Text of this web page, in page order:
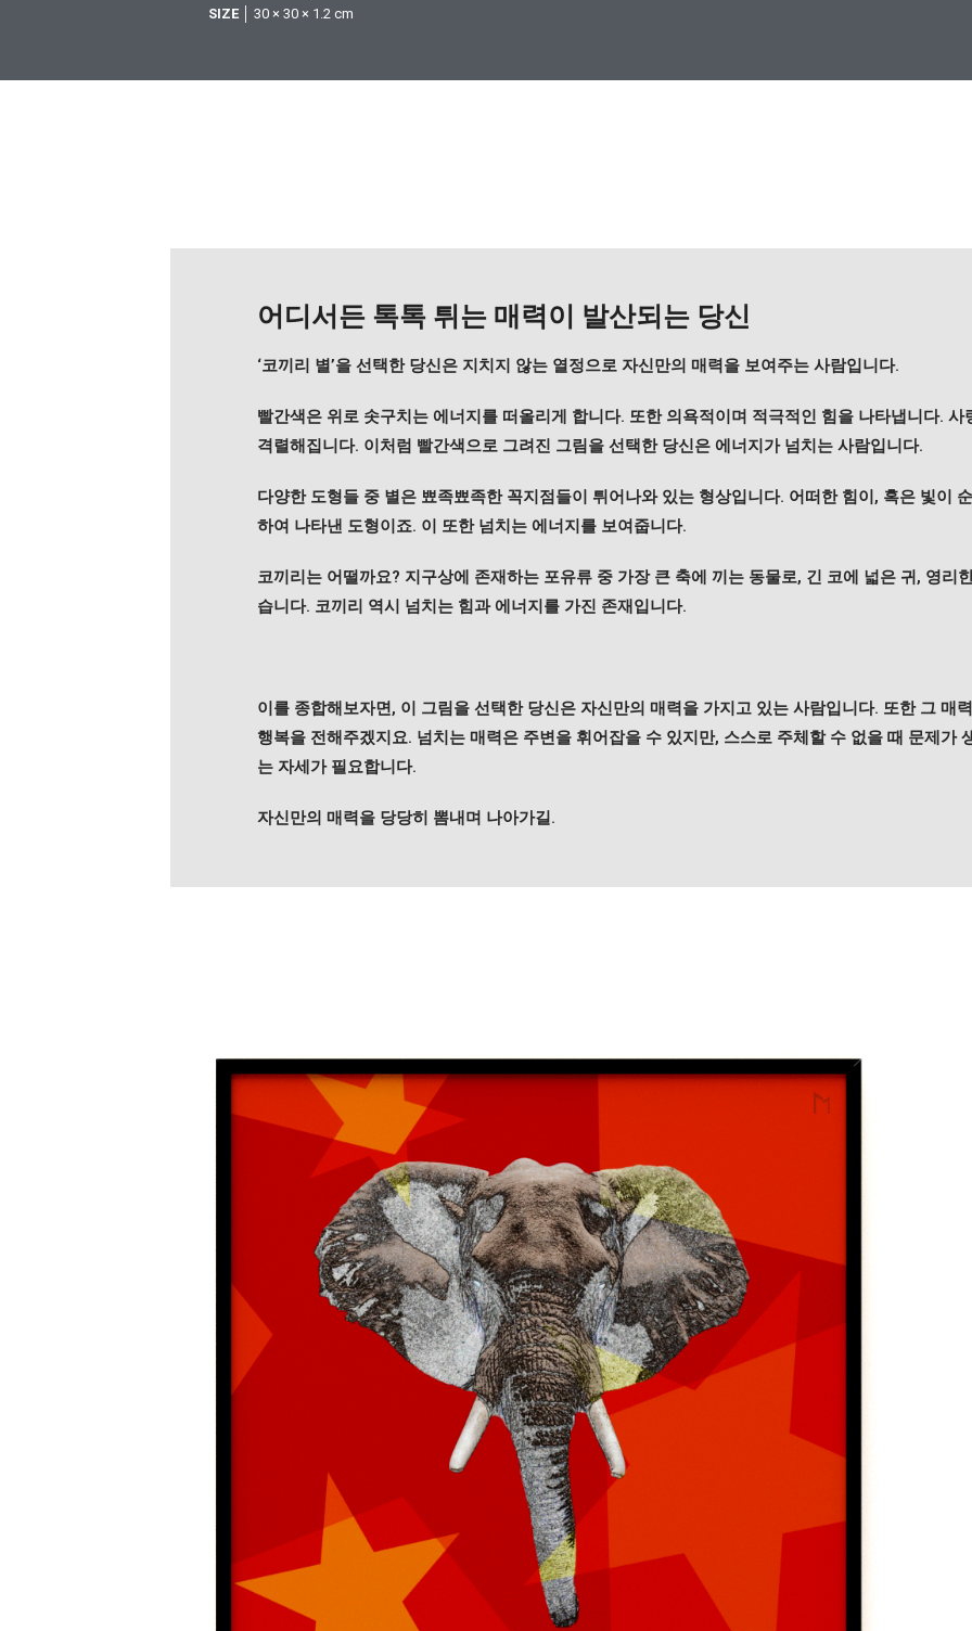
SIZE │ 30 × 30 × 1.2 cm
어디서든 톡톡 튀는 매력이 발산되는 당신
‘코끼리 별’을 선택한 당신은 지치지 않는 열정으로 자신만의 매력을 보여주는 사람입니다.
빨간색은 위로 솟구치는 에너지를 떠올리게 합니다. 또한 의욕적이며 적극적인 힘을 나타냅니다.
격렬해집니다. 이처럼 빨간색으로 그려진 그림을 선택한 당신은 에너지가 넘치는 사람입니다.
다양한 도형들 중 별은 뾰족뾰족한 꼭지점들이 튀어나와 있는 형상입니다. 어떠한 힘이, 혹은 빛이
하여 나타낸 도형이죠. 이 또한 넘치는 에너지를 보여줍니다.
코끼리는 어떨까요? 지구상에 존재하는 포유류 중 가장 큰 축에 끼는 동물로, 긴 코에 넓은 귀, 영리
습니다. 코끼리 역시 넘치는 힘과 에너지를 가진 존재입니다.
이를 종합해보자면, 이 그림을 선택한 당신은 자신만의 매력을 가지고 있는 사람입니다. 또한 그 매
행복을 전해주겠지요. 넘치는 매력은 주변을 휘어잡을 수 있지만, 스스로 주체할 수 없을 때 문제가
는 자세가 필요합니다.
자신만의 매력을 당당히 뽐내며 나아가길.